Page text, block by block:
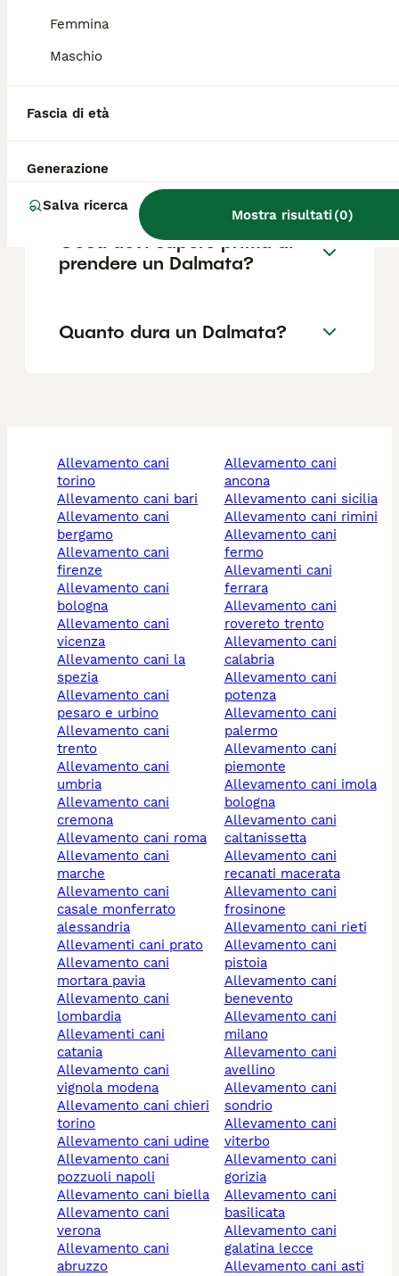
Femmina
Maschio
Fascia di età
Generazione
Salva ricerca
Mostra risultati(0)
dell'allevatore e la posizione.
Dalmata?
Cosa devi sapere prima di
prendere un Dalmata?
Quanto dura un Dalmata?
allevamento cani
torino
allevamento cani bari
allevamento cani
bergamo
allevamento cani
firenze
allevamento cani
bologna
allevamento cani
vicenza
allevamento cani la
spezia
allevamento cani
pesaro e urbino
allevamento cani
trento
allevamento cani
umbria
allevamento cani
cremona
allevamento cani roma
allevamento cani
marche
allevamento cani
casale monferrato
alessandria
allevamenti cani prato
allevamento cani
mortara pavia
allevamento cani
lombardia
allevamenti cani
catania
allevamento cani
vignola modena
allevamento cani chieri
torino
allevamento cani udine
allevamento cani
pozzuoli napoli
allevamento cani biella
allevamento cani
verona
allevamento cani
abruzzo
allevamento cani
ancona
allevamento cani sicilia
allevamento cani rimini
allevamento cani
fermo
allevamenti cani
ferrara
allevamento cani
rovereto trento
allevamento cani
calabria
allevamento cani
potenza
allevamento cani
palermo
allevamento cani
piemonte
allevamento cani imola
bologna
allevamento cani
caltanissetta
allevamento cani
recanati macerata
allevamento cani
frosinone
allevamento cani rieti
allevamento cani
pistoia
allevamento cani
benevento
allevamento cani
milano
allevamento cani
avellino
allevamento cani
sondrio
allevamento cani
viterbo
allevamento cani
gorizia
allevamento cani
basilicata
allevamento cani
galatina lecce
allevamento cani asti